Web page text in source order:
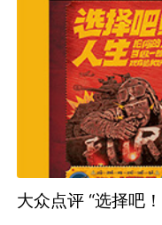
大众点评 “选择吧